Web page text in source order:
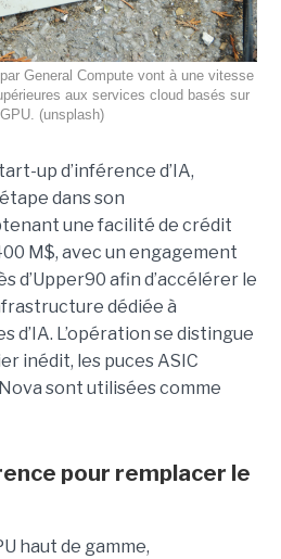
General Compute vont à une vitesse
aux services cloud basés sur
(unsplash)
up d’inférence d’IA,
dans son
une facilité de crédit
M$, avec un engagement
d’Upper90 afin d’accélérer le
dédiée à
d’IA. L’opération se distingue
inédit, les puces ASIC
sont utilisées comme
pour remplacer le
haut de gamme,